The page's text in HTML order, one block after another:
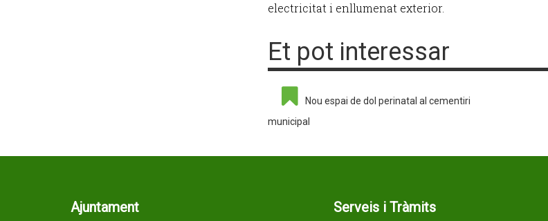
electricitat i enllumenat exterior.
Et pot interessar
Nou espai de dol perinatal al cementiri
municipal
Ajuntament Serveis i Tràmits